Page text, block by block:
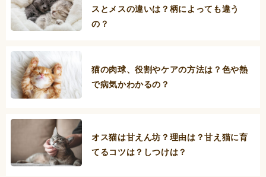
スとメスの違いは？柄によっても違う
の？
猫の肉球、役割やケアの方法は？色や熱
で病気かわかるの？
オス猫は甘えん坊？理由は？甘え猫に育
てるコツは？しつけは？